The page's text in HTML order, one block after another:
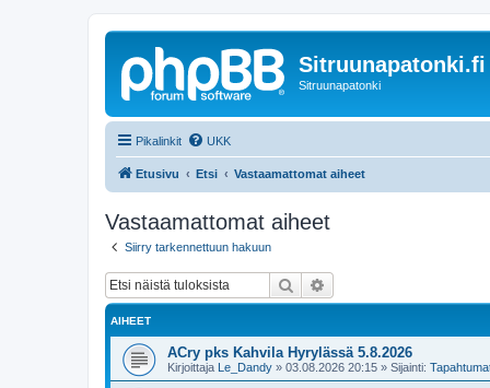
Sitruunapatonki.fi
Sitruunapatonki
Pikalinkit UKK
Etusivu Etsi Vastaamattomat aiheet
Vastaamattomat aiheet
Siirry tarkennettuun hakuun
Etsi
AIHEET
ACry pks Kahvila Hyrylässä 5.8.2026
Kirjoittaja Le_Dandy » 03.08.2026 20:15 » Sijainti: